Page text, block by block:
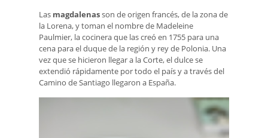
Las magdalenasson de origen francés, de la zona de
la Lorena, y toman el nombre de Madeleine
Paulmier, la cocinera que las creó en 1755 para una
cena para el duque de la región y rey de Polonia. Una
vez que se hicieron llegar a la Corte, el dulce se
extendió rápidamente por todo el país y a través del
Camino de Santiago llegaron a España.